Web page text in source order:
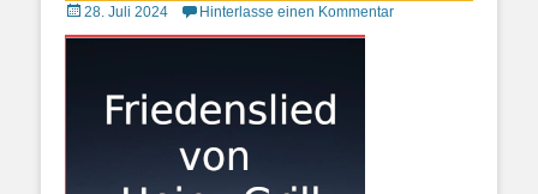
Posted
on
28. Juli 2024 Hinterlasse einen Kommentar